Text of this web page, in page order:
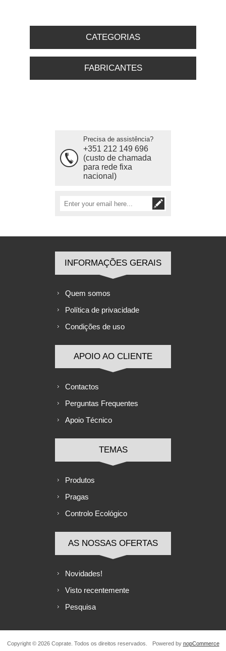
CATEGORIAS
FABRICANTES
Precisa de assistência?
+351 212 149 696
(custo de chamada
para rede fixa
nacional)
INFORMAÇÕES GERAIS
Quem somos
Política de privacidade
Condições de uso
APOIO AO CLIENTE
Contactos
Perguntas Frequentes
Apoio Técnico
TEMAS
Produtos
Pragas
Controlo Ecológico
AS NOSSAS OFERTAS
Novidades!
Visto recentemente
Pesquisa
Copyright © 2026 Coprate. Todos os direitos reservados. Powered by nopCommerce